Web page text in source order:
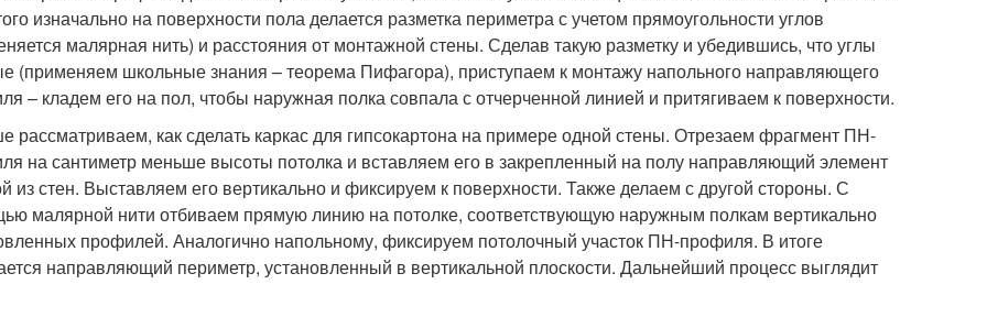
изначально на поверхности пола делается разметка периметра с учетом прямоугольности углов
малярная нить) и расстояния от монтажной стены. Сделав такую разметку и убедившись, что углы
(применяем школьные знания – теорема Пифагора), приступаем к монтажу напольного направляющего
– кладем его на пол, чтобы наружная полка совпала с отчерченной линией и притягиваем к поверхности.
рассматриваем, как сделать каркас для гипсокартона на примере одной стены. Отрезаем фрагмент ПН-
на сантиметр меньше высоты потолка и вставляем его в закрепленный на полу направляющий элемент
из стен. Выставляем его вертикально и фиксируем к поверхности. Также делаем с другой стороны. С
малярной нити отбиваем прямую линию на потолке, соответствующую наружным полкам вертикально
профилей. Аналогично напольному, фиксируем потолочный участок ПН-профиля. В итоге
направляющий периметр, установленный в вертикальной плоскости. Дальнейший процесс выглядит